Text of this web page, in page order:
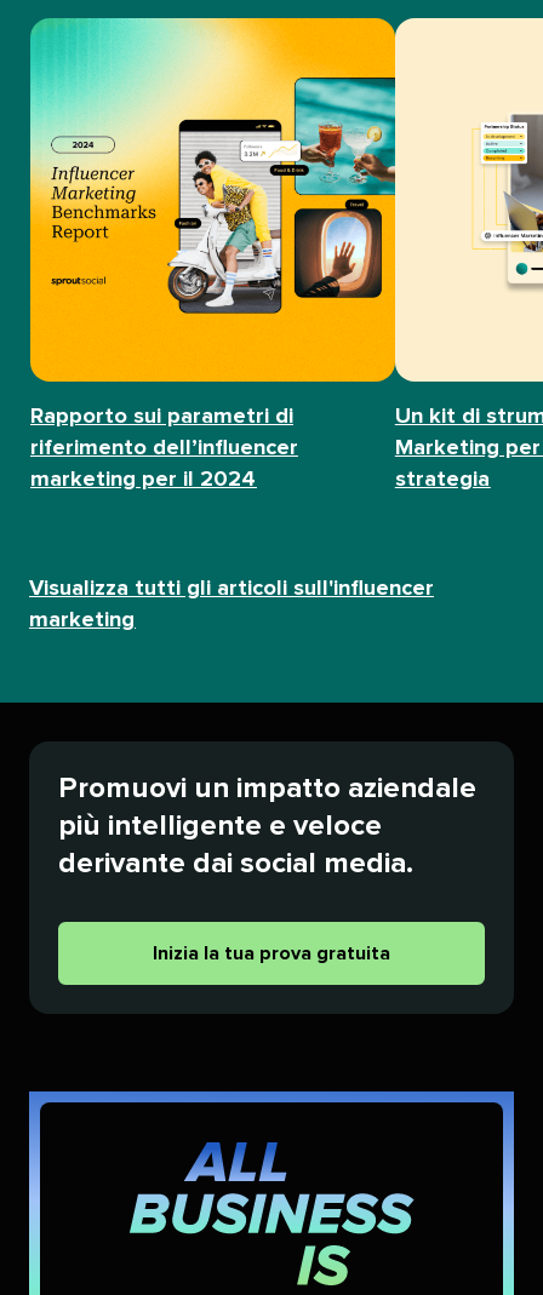
Rapporto sui parametri di
riferimento dell’influencer
marketing per il 2024​​
Un kit di
Marketing
strategia​​
Visualizza tutti gli articoli sull'influencer
marketing​​
Promuovi un impatto aziendale
più intelligente e veloce
derivante dai social media.​​
Inizia la tua prova gratuita​​